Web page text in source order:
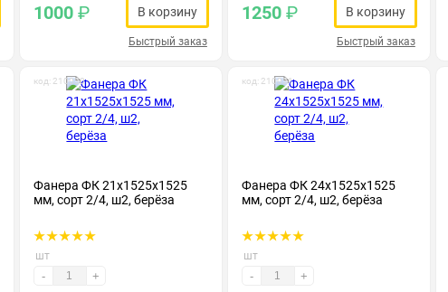
1000₽ В корзину
Быстрый заказ
1250₽ В корзину
Быстрый заказ
код: 210030
Фанера ФК 21х1525х1525
мм, сорт 2/4, ш2, берёза
шт
- +
код: 210031
Фанера ФК 24х1525х1525
мм, сорт 2/4, ш2, берёза
шт
- +